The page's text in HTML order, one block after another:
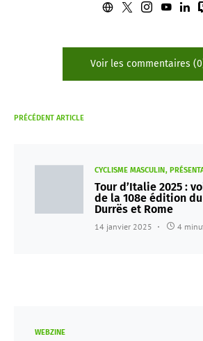
Voir les commentaires
PRÉCÉDENT ARTICLE
CYCLISME MASCULIN
Tour d’Italie 2025 :
de la 108e édition
Durrës et Rome
14 janvier 2025 4
WEBZINE